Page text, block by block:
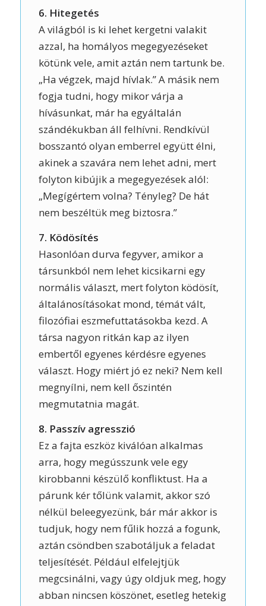
6. Hitegetés
A világból is ki lehet kergetni valakit
azzal, ha homályos megegyezéseket
kötünk vele, amit aztán nem tartunk be.
„Ha végzek, majd hívlak.” A másik nem
fogja tudni, hogy mikor várja a
hívásunkat, már ha egyáltalán
szándékukban áll felhívni. Rendkívül
bosszantó olyan emberrel együtt élni,
akinek a szavára nem lehet adni, mert
folyton kibújik a megegyezések alól:
„Megígértem volna? Tényleg? De hát
nem beszéltük meg biztosra.”
7. Ködösítés
Hasonlóan durva fegyver, amikor a
társunkból nem lehet kicsikarni egy
normális választ, mert folyton ködösít,
általánosításokat mond, témát vált,
filozófiai eszmefuttatásokba kezd. A
társa nagyon ritkán kap az ilyen
embertől egyenes kérdésre egyenes
választ. Hogy miért jó ez neki? Nem kell
megnyílni, nem kell őszintén
megmutatnia magát.
8. Passzív agresszió
Ez a fajta eszköz kiválóan alkalmas
arra, hogy megússzunk vele egy
kirobbanni készülő konfliktust. Ha a
párunk kér tőlünk valamit, akkor szó
nélkül beleegyezünk, bár már akkor is
tudjuk, hogy nem fűlik hozzá a fogunk,
aztán csöndben szabotáljuk a feladat
teljesítését. Például elfelejtjük
megcsinálni, vagy úgy oldjuk meg, hogy
abban nincsen köszönet, esetleg hetekig